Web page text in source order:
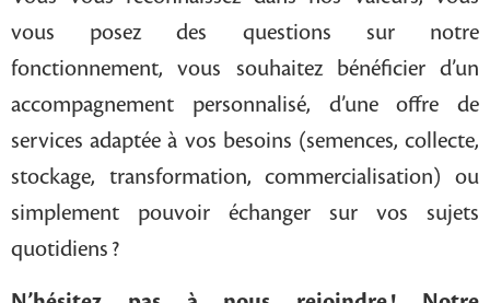
vous posez des questions sur notre
fonctionnement, vous souhaitez bénéficier d’un
accompagnement personnalisé, d’une offre de
services adaptée à vos besoins (semences, collecte,
stockage, transformation, commercialisation) ou
simplement pouvoir échanger sur vos sujets
quotidiens ?